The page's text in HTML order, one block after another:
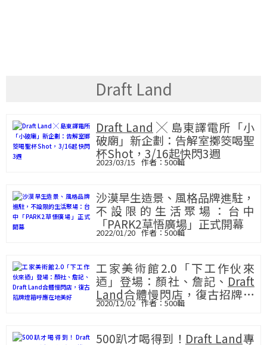
Draft Land
Draft Land ╳ 島東譯電所「小
破廟」新企劃：告解室擲筊喝聖
杯Shot，3/16起快閃3週
2023/03/15 500輯
沙漠旱生造景、風格品牌進駐，
不設限的生活聚場：台中
「PARK2草悟廣場」正式開幕
2022/01/20 500輯
工家美術館2.0「下工作伙來
迺」登場：顏社、詹記、 Draft
Land合體慢閃店，復古招牌燈
箱呼應在地美好
2020/12/02 500輯
500趴才喝得到！ Draft Land專